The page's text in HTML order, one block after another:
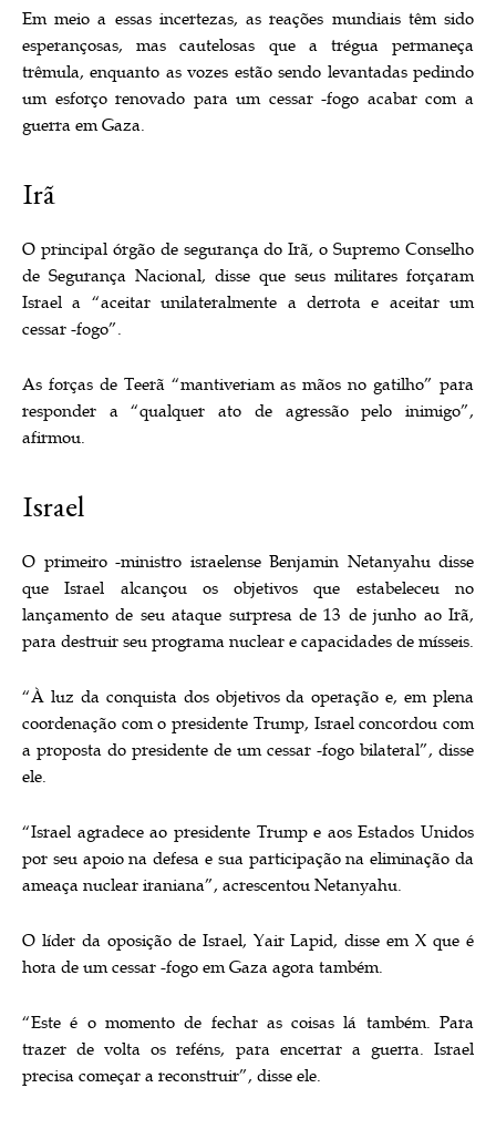
Em meio a essas incertezas, as reações mundiais têm sido
esperançosas, mas cautelosas que a trégua permaneça
trêmula, enquanto as vozes estão sendo levantadas pedindo
um esforço renovado para um cessar -fogo acabar com a
guerra em Gaza.
Irã
O principal órgão de segurança do Irã, o Supremo Conselho
de Segurança Nacional, disse que seus militares forçaram
Israel a “aceitar unilateralmente a derrota e aceitar um
cessar -fogo”.
As forças de Teerã “mantiveriam as mãos no gatilho” para
responder a “qualquer ato de agressão pelo inimigo”,
afirmou.
Israel
O primeiro -ministro israelense Benjamin Netanyahu disse
que Israel alcançou os objetivos que estabeleceu no
lançamento de seu ataque surpresa de 13 de junho ao Irã,
para destruir seu programa nuclear e capacidades de mísseis.
“À luz da conquista dos objetivos da operação e, em plena
coordenação com o presidente Trump, Israel concordou com
a proposta do presidente de um cessar -fogo bilateral”, disse
ele.
“Israel agradece ao presidente Trump e aos Estados Unidos
por seu apoio na defesa e sua participação na eliminação da
ameaça nuclear iraniana”, acrescentou Netanyahu.
O líder da oposição de Israel, Yair Lapid, disse em X que é
hora de um cessar -fogo em Gaza agora também.
“Este é o momento de fechar as coisas lá também. Para
trazer de volta os reféns, para encerrar a guerra. Israel
precisa começar a reconstruir”, disse ele.